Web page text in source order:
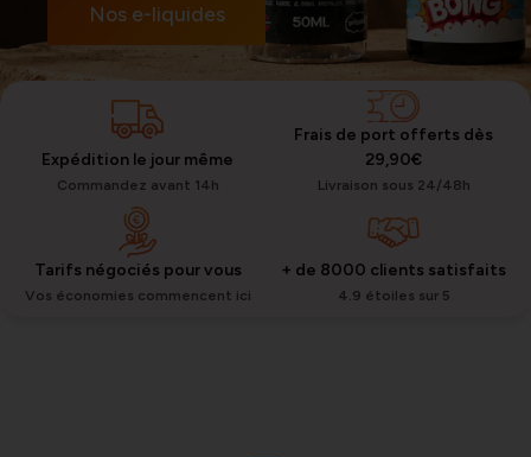
Nos e-liquides
Expédition le jour même
Commandez avant 14h
Frais de port offerts dès
29,90€
Livraison sous 24/48h
Tarifs négociés pour vous
Vos économies commencent ici
+ de 8000 clients satisfaits
4.9 étoiles sur 5